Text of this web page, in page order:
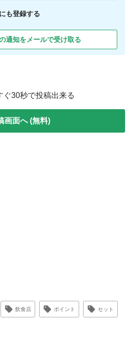
も登録する
通知をメールで受け取る
ぐ30秒で投稿出来る
画面へ (無料)
飲食店 ポイント セット